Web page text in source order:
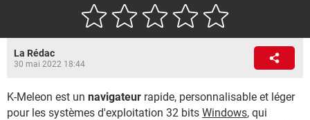
La Rédac
30 mai 2022 18:44
K-Meleon est un navigateur rapide, personnalisable et léger
pour les systèmes d'exploitation 32 bits Windows, qui